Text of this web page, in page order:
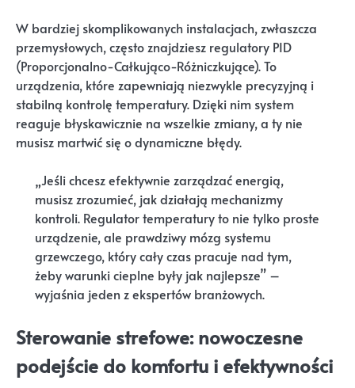
W bardziej skomplikowanych instalacjach, zwłaszcza
przemysłowych, często znajdziesz regulatory PID
(Proporcjonalno-Całkująco-Różniczkujące). To
urządzenia, które zapewniają niezwykle precyzyjną i
stabilną kontrolę temperatury. Dzięki nim system
reaguje błyskawicznie na wszelkie zmiany, a ty nie
musisz martwić się o dynamiczne błędy.
„Jeśli chcesz efektywnie zarządzać energią,
musisz zrozumieć, jak działają mechanizmy
kontroli. Regulator temperatury to nie tylko proste
urządzenie, ale prawdziwy mózg systemu
grzewczego, który cały czas pracuje nad tym,
żeby warunki cieplne były jak najlepsze” –
wyjaśnia jeden z ekspertów branżowych.
Sterowanie strefowe: nowoczesne
podejście do komfortu i efektywności